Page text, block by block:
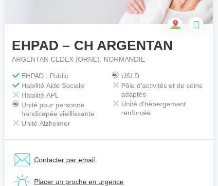
Nom & prénom du résident à contacter *
Votre téléphone*
Votre message
EHPAD – CH ARGENTAN
ARGENTAN CEDEX (ORNE), NORMANDIE
EHPAD : Public
Habilité Aide Sociale
Habilité APL
Unité pour personne
handicapée vieillissante
Unité Alzheimer
USLD
Pôle d'activités et de soins
adaptés
Unité d'hébergement
renforcée
Contacter par email
Placer un proche en urgence